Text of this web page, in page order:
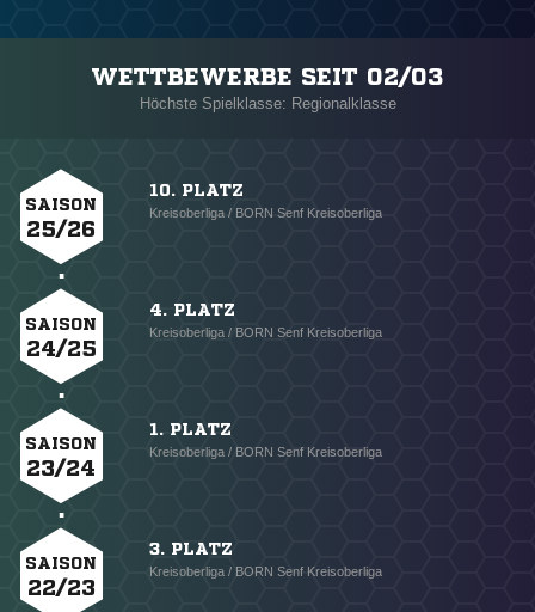
WETTBEWERBE SEIT 02/03
Höchste Spielklasse: Regionalklasse
SAISON
25/26
10. PLATZ
Kreisoberliga / BORN Senf Kreisoberliga
SAISON
24/25
4. PLATZ
Kreisoberliga / BORN Senf Kreisoberliga
SAISON
23/24
1. PLATZ
Kreisoberliga / BORN Senf Kreisoberliga
SAISON
22/23
3. PLATZ
Kreisoberliga / BORN Senf Kreisoberliga